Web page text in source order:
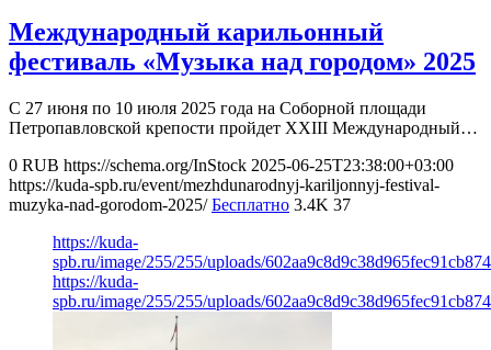
Международный карильонный
фестиваль «Музыка над городом» 2025
С 27 июня по 10 июля 2025 года на Соборной площади
Петропавловской крепости пройдет ХХIII Международный…
0 RUB https://schema.org/InStock 2025-06-25T23:38:00+03:00
https://kuda-spb.ru/event/mezhdunarodnyj-kariljonnyj-festival-
muzyka-nad-gorodom-2025/ Бесплатно 3.4K 37
https://kuda-
spb.ru/image/255/255/uploads/
https://kuda-
spb.ru/image/255/255/uploads/